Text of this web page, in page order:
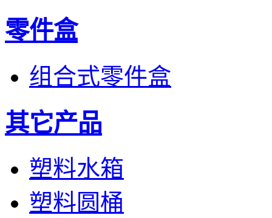
零件盒
组合式零件盒
其它产品
塑料水箱
塑料圆桶